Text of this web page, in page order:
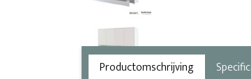
Productomschrijving